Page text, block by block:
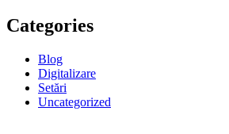
Categories
Blog
Digitalizare
Setări
Uncategorized